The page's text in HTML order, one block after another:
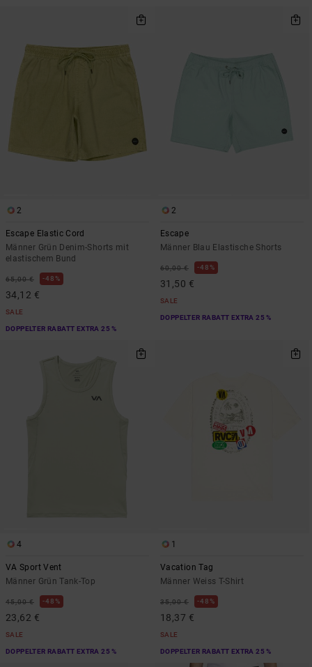
2
Escape Elastic Cord
Männer Grün Denim-Shorts mit
elastischem Bund
65,00 € 48%
34,12 €
SALE
DOPPELTER RABATT EXTRA 25 %
2
Escape
Männer Blau Elastische Shorts
60,00 € 48%
31,50 €
SALE
DOPPELTER RABATT EXTRA 25 %
4
VA Sport Vent
Männer Grün Tank-Top
45,00 € 48%
23,62 €
SALE
DOPPELTER RABATT EXTRA 25 %
1
Vacation Tag
Männer Weiss T-Shirt
35,00 € 48%
18,37 €
SALE
DOPPELTER RABATT EXTRA 25 %